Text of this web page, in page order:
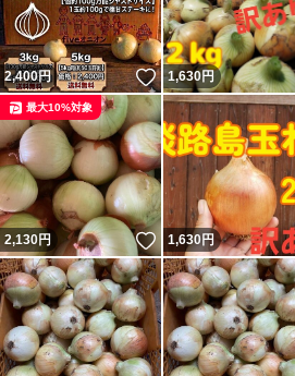
2,400円 いいね！
1,630円
2,130円 いいね！
最大10%対象
1,630円